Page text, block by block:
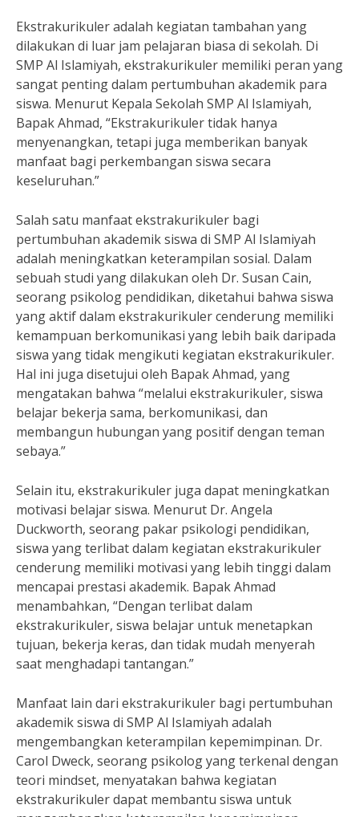
Ekstrakurikuler adalah kegiatan tambahan yang
dilakukan di luar jam pelajaran biasa di sekolah. Di
SMP Al Islamiyah, ekstrakurikuler memiliki peran yang
sangat penting dalam pertumbuhan akademik para
siswa. Menurut Kepala Sekolah SMP Al Islamiyah,
Bapak Ahmad, “Ekstrakurikuler tidak hanya
menyenangkan, tetapi juga memberikan banyak
manfaat bagi perkembangan siswa secara
keseluruhan.”
Salah satu manfaat ekstrakurikuler bagi
pertumbuhan akademik siswa di SMP Al Islamiyah
adalah meningkatkan keterampilan sosial. Dalam
sebuah studi yang dilakukan oleh Dr. Susan Cain,
seorang psikolog pendidikan, diketahui bahwa siswa
yang aktif dalam ekstrakurikuler cenderung memiliki
kemampuan berkomunikasi yang lebih baik daripada
siswa yang tidak mengikuti kegiatan ekstrakurikuler.
Hal ini juga disetujui oleh Bapak Ahmad, yang
mengatakan bahwa “melalui ekstrakurikuler, siswa
belajar bekerja sama, berkomunikasi, dan
membangun hubungan yang positif dengan teman
sebaya.”
Selain itu, ekstrakurikuler juga dapat meningkatkan
motivasi belajar siswa. Menurut Dr. Angela
Duckworth, seorang pakar psikologi pendidikan,
siswa yang terlibat dalam kegiatan ekstrakurikuler
cenderung memiliki motivasi yang lebih tinggi dalam
mencapai prestasi akademik. Bapak Ahmad
menambahkan, “Dengan terlibat dalam
ekstrakurikuler, siswa belajar untuk menetapkan
tujuan, bekerja keras, dan tidak mudah menyerah
saat menghadapi tantangan.”
Manfaat lain dari ekstrakurikuler bagi pertumbuhan
akademik siswa di SMP Al Islamiyah adalah
mengembangkan keterampilan kepemimpinan. Dr.
Carol Dweck, seorang psikolog yang terkenal dengan
teori mindset, menyatakan bahwa kegiatan
ekstrakurikuler dapat membantu siswa untuk